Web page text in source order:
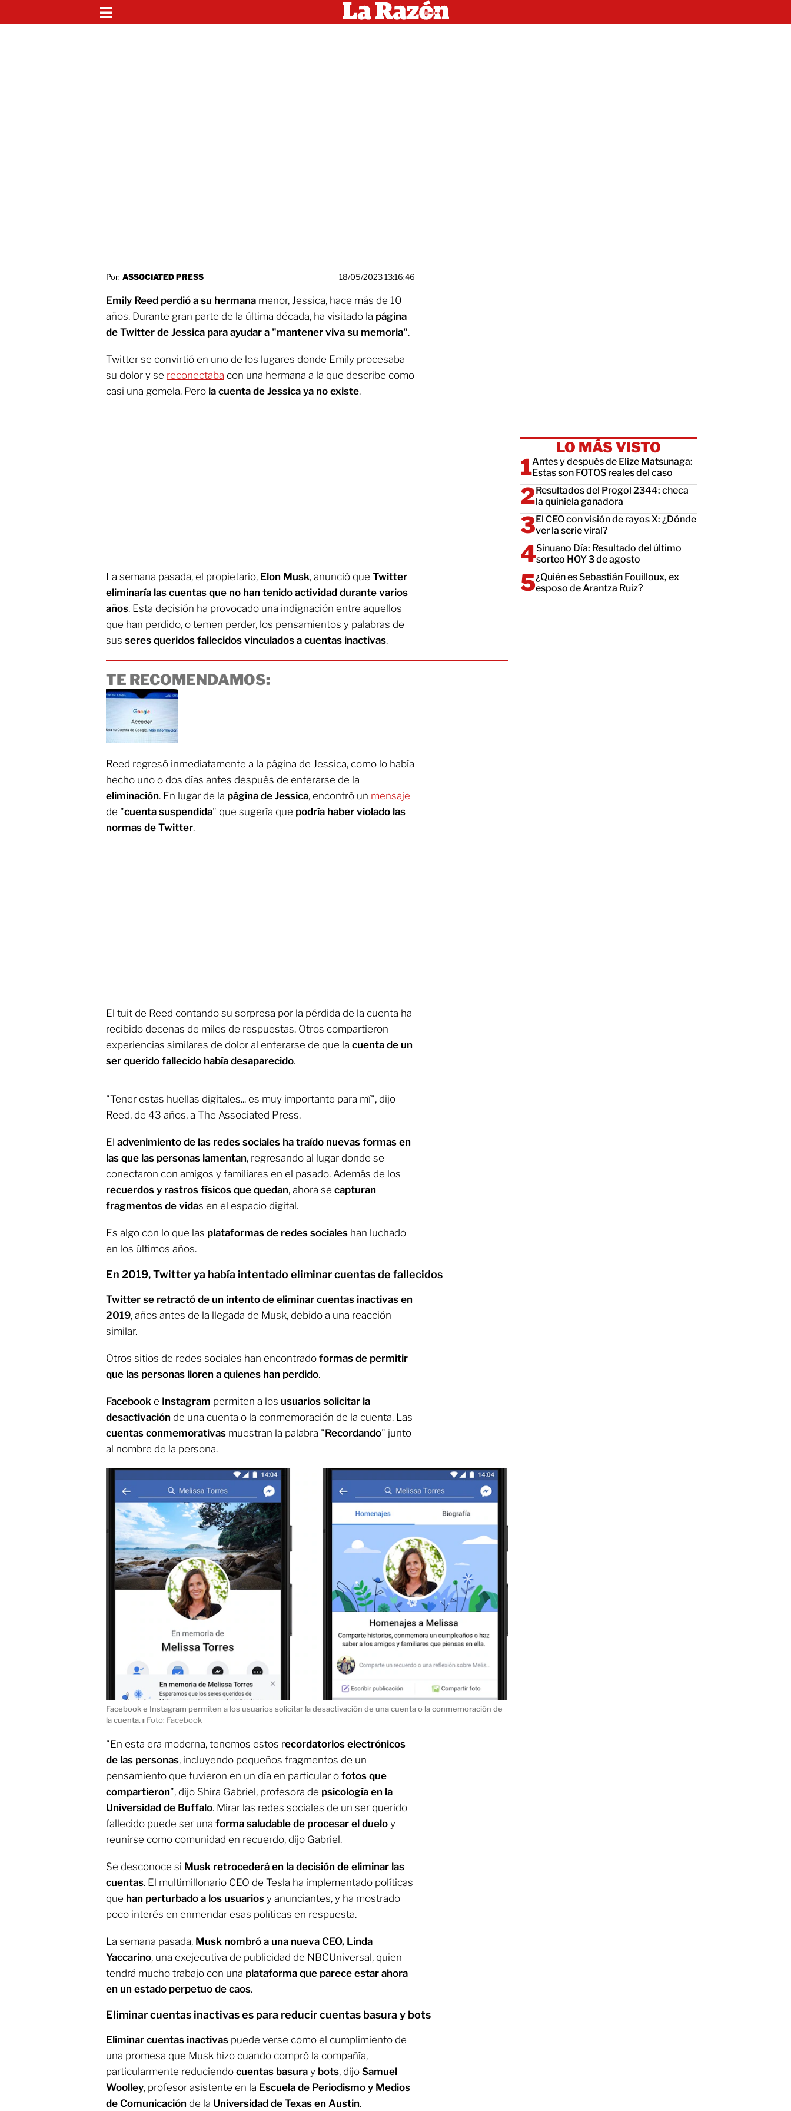
Por: ASSOCIATED PRESS 18/05/2023 13:16:46
Emily Reed perdió a su hermana menor, Jessica, hace más de 10
años. Durante gran parte de la última década, ha visitado la página
de Twitter de Jessica para ayudar a "mantener viva su memoria".
Twitter se convirtió en uno de los lugares donde Emily procesaba
su dolor y se reconectaba con una hermana a la que describe como
casi una gemela. Pero la cuenta de Jessica ya no existe.
La semana pasada, el propietario, Elon Musk, anunció que Twitter
eliminaría las cuentas que no han tenido actividad durante varios
años. Esta decisión ha provocado una indignación entre aquellos
que han perdido, o temen perder, los pensamientos y palabras de
sus seres queridos fallecidos vinculados a cuentas inactivas.
TE RECOMENDAMOS:
Reed regresó inmediatamente a la página de Jessica, como lo había
hecho uno o dos días antes después de enterarse de la
eliminación. En lugar de la página de Jessica, encontró un mensaje
de "cuenta suspendida" que sugería que podría haber violado las
normas de Twitter.
El tuit de Reed contando su sorpresa por la pérdida de la cuenta ha
recibido decenas de miles de respuestas. Otros compartieron
experiencias similares de dolor al enterarse de que la cuenta de un
ser querido fallecido había desaparecido.
"Tener estas huellas digitales... es muy importante para mí", dijo
Reed, de 43 años, a The Associated Press.
El advenimiento de las redes sociales ha traído nuevas formas en
las que las personas lamentan, regresando al lugar donde se
conectaron con amigos y familiares en el pasado. Además de los
recuerdos y rastros físicos que quedan, ahora se capturan
fragmentos de vidas en el espacio digital.
Es algo con lo que las plataformas de redes sociales han luchado
en los últimos años.
En 2019, Twitter ya había intentado eliminar cuentas de fallecidos
Twitter se retractó de un intento de eliminar cuentas inactivas en
2019, años antes de la llegada de Musk, debido a una reacción
similar.
Otros sitios de redes sociales han encontrado formas de permitir
que las personas lloren a quienes han perdido.
Facebook e Instagram permiten a los usuarios solicitar la
desactivación de una cuenta o la conmemoración de la cuenta. Las
cuentas conmemorativas muestran la palabra "Recordando" junto
al nombre de la persona.
Facebook e Instagram permiten a los usuarios solicitar la desactivación de una cuenta o la conmemoración de
la cuenta.ı Foto: Facebook
"En esta era moderna, tenemos estos recordatorios electrónicos
de las personas, incluyendo pequeños fragmentos de un
pensamiento que tuvieron en un día en particular o fotos que
compartieron", dijo Shira Gabriel, profesora de psicología en la
Universidad de Buffalo. Mirar las redes sociales de un ser querido
fallecido puede ser una forma saludable de procesar el duelo y
reunirse como comunidad en recuerdo, dijo Gabriel.
Se desconoce si Musk retrocederá en la decisión de eliminar las
cuentas. El multimillonario CEO de Tesla ha implementado políticas
que han perturbado a los usuarios y anunciantes, y ha mostrado
poco interés en enmendar esas políticas en respuesta.
La semana pasada, Musk nombró a una nueva CEO, Linda
Yaccarino, una exejecutiva de publicidad de NBCUniversal, quien
tendrá mucho trabajo con una plataforma que parece estar ahora
en un estado perpetuo de caos.
Eliminar cuentas inactivas es para reducir cuentas basura y bots
Eliminar cuentas inactivas puede verse como el cumplimiento de
una promesa que Musk hizo cuando compró la compañía,
particularmente reduciendo cuentas basura y bots, dijo Samuel
Woolley, profesor asistente en la Escuela de Periodismo y Medios
de Comunicación de la Universidad de Texas en Austin.
LO MÁS VISTO
Antes y después de Elize Matsunaga:
Estas son FOTOS reales del caso
Resultados del Progol 2344: checa
la quiniela ganadora
El CEO con visión de rayos X: ¿Dónde
ver la serie viral?
Sinuano Día: Resultado del último
sorteo HOY 3 de agosto
¿Quién es Sebastián Fouilloux, ex
esposo de Arantza Ruiz?